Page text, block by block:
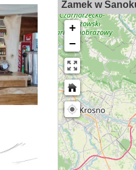
Zamek w
+
−